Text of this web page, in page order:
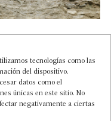
tecnologías como las
del dispositivo.
datos como el
únicas en este sitio. No
negativamente a ciertas
en movimiento. La
con la naturaleza es